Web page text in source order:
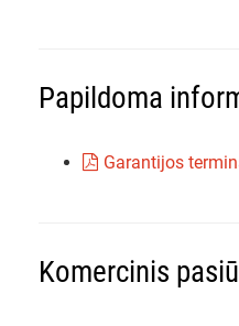
Papildoma
Garantijos
Komercinis